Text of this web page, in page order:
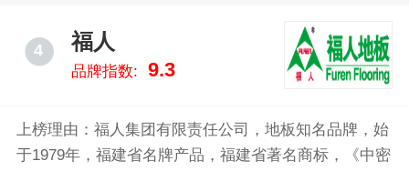
4 福人
品牌指数: 9.3
上榜理由：福人集团有限责任公司，地板知名品牌，始
于1979年，福建省名牌产品，福建省著名商标，《中密